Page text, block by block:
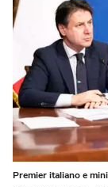
Premier italiano e